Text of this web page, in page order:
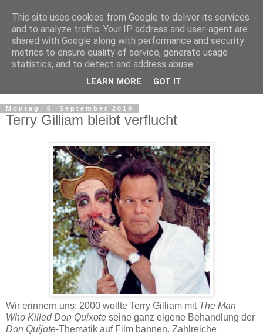
Montag, 6. September 2010
Terry Gilliam bleibt verflucht
Wir erinnern uns: 2000 wollte Terry Gilliam mitThe Man
Who Killed Don Quixote seine ganz eigene Behandlung der
Don Quijote-Thematik auf Film bannen. Zahlreiche
This site uses cookies from Google to deliver its services
and to analyze traffic. Your IP address and user-agent are
shared with Google along with performance and security
metrics to ensure quality of service, generate usage
statistics, and to detect and address abuse.
LEARN MORE GOT IT